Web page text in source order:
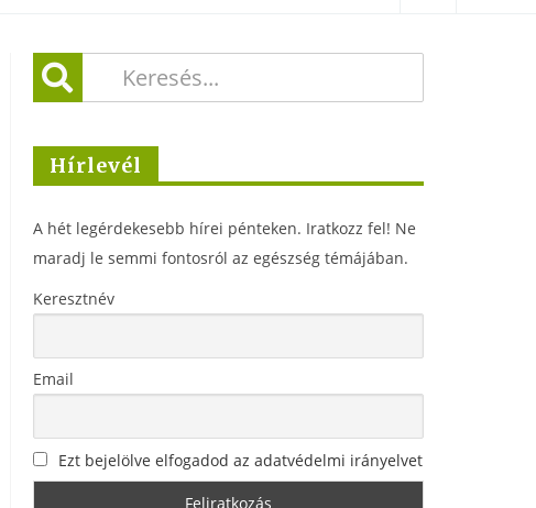
Hírlevél
A hét legérdekesebb hírei pénteken. Iratkozz fel! Ne
maradj le semmi fontosról az egészség témájában.
Keresztnév
Email
Ezt bejelölve elfogadod az adatvédelmi irányelvet